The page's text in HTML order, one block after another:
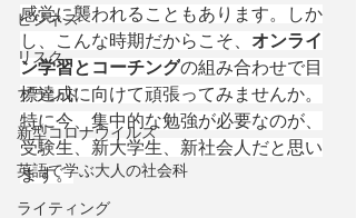
ビジネス
リスク
ブランド
新型コロナウイルス
英語で学ぶ大人の社会科
ライティング
感覚に襲われることもあります。しか
し、こんな時期だからこそ、 オンライ
ン学習とコーチングの組み合わせで目
標達成に向けて頑張ってみませんか。
特に今、集中的な勉強が必要なのが、
受験生、新大学生、新社会人だと思い
ます。